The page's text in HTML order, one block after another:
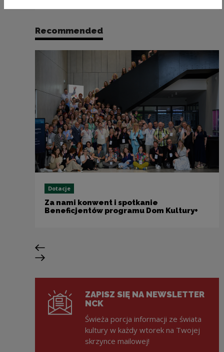
Recommended
Dotacje
Za nami konwent i spotkanie
Beneficjentów programu Dom Kultury+
Previous slide
Next slide
ZAPISZ SIĘ NA NEWSLETTER
NCK
Świeża porcja informacji ze świata
kultury w każdy wtorek na Twojej
skrzynce mailowej!